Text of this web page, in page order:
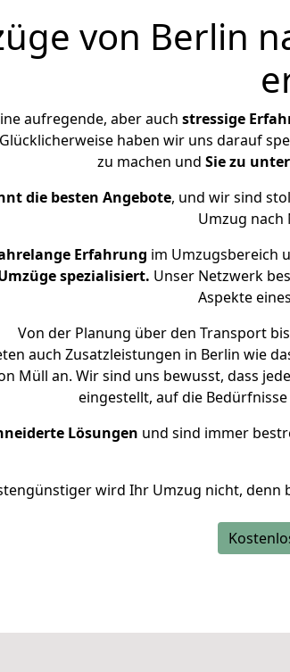
von Berlin
aufregende, aber auch stressige
haben wir uns darauf
zu machen und Sie zu
die besten Angebote, und wir sind
Umzug nach
Erfahrung im Umzugsbereich
spezialisiert. Unser Netzwerk
Aspekte
Von der Planung über den Transport
auch Zusatzleistungen in Berlin wie
Müll an. Wir sind uns bewusst, dass
eingestellt, auf die
Lösungen und sind immer
wird Ihr Umzug nicht, denn